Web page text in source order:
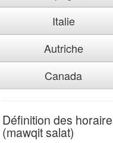
Italie
Autriche
Canada
Définition des
(mawqit salat)